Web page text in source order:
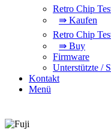
Retro Chip
⇛ Kaufen
Retro Chip
⇛ Buy
Firmware
Unterstützte /
Kontakt
Menü